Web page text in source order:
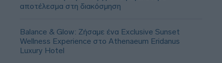
αποτέλεσμα στη διακόσμηση
Balance & Glow: Ζήσαμε ένα Exclusive Sunset
Wellness Experience στο Athenaeum Eridanus
Luxury Hotel